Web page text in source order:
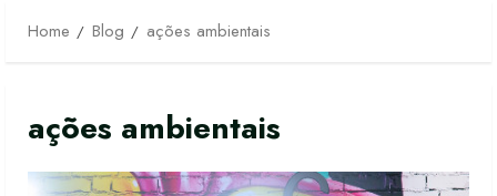
Home
Blog ações ambientais
ações ambientais